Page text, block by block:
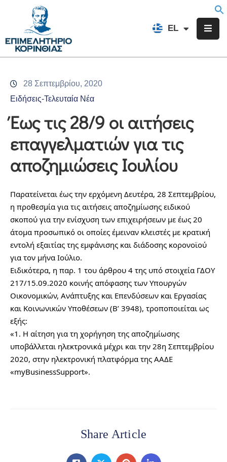
EL
FR
Επιμελητήριο
Υπηρεσίες
Προγράμματα
Εκδηλώσεις
28 Σεπτεμβρίου, 2020
Ειδήσεις-Τελευταία Νέα
Έως τις 28/9 οι αιτήσεις
επαγγελματιών για τις
αποζημιώσεις Ιουλίου
Παρατείνεται έως την ερχόμενη Δευτέρα, 28 Σεπτεμβρίου,
η προθεσμία για τις αιτήσεις αποζημίωσης ειδικού
σκοπού για την ενίσχυση των επιχειρήσεων με έως 20
άτομα προσωπικό οι οποίες έμειναν κλειστές με κρατική
εντολή εξαιτίας της εμφάνισης και διάδοσης κορονοϊού
για τον μήνα Ιούλιο.
Ειδικότερα, η παρ. 1 του άρθρου 4 της υπό στοιχεία ΓΔΟΥ
217/15.09.2020 κοινής απόφασης των Υπουργών
Οικονομικών, Ανάπτυξης και Επενδύσεων και Εργασίας
και Κοινωνικών Υποθέσεων (Β’ 3948), τροποποιείται ως
εξής:
«1. Η αίτηση για τη χορήγηση της αποζημίωσης
υποβάλλεται ηλεκτρονικά μέχρι και την 28η Σεπτεμβρίου
2020, στην ηλεκτρονική πλατφόρμα της ΑΑΔΕ
«myBusinessSupport».
Share Article